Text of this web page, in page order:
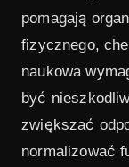
pomagają
fizycznego,
naukowa
być
zwiększać
normalizować